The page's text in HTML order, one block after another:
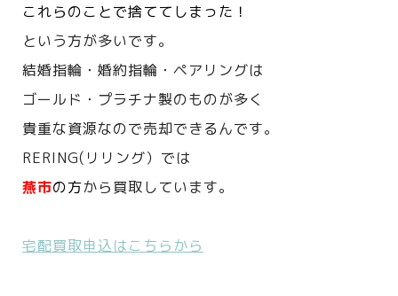
これらのことで捨ててしまった！
という方が多いです。
結婚指輪・婚約指輪・ペアリングは
ゴールド・プラチナ製のものが多く
貴重な資源なので売却できるんです。
RERING(リリング）では
燕市の方から買取しています。
宅配買取申込はこちらから